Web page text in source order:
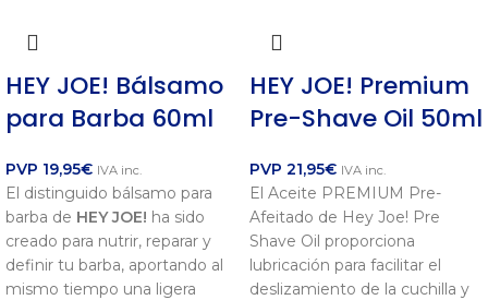
HEY JOE! Bálsamo
para Barba 60ml
PVP 19,95€ IVA inc.
El distinguido bálsamo para
barba de HEY JOE! ha sido
creado para nutrir, reparar y
definir tu barba, aportando al
mismo tiempo una ligera
HEY JOE! Premium
Pre-Shave Oil 50ml
PVP 21,95€ IVA inc.
El Aceite PREMIUM Pre-
Afeitado de Hey Joe! Pre
Shave Oil proporciona
lubricación para facilitar el
deslizamiento de la cuchilla y